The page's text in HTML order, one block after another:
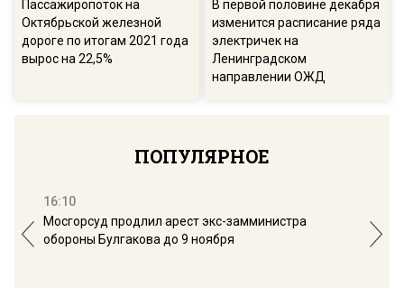
Пассажиропоток на
Октябрьской железной
дороге по итогам 2021 года
вырос на 22,5%
В первой половине декабря
изменится расписание ряда
электричек на
Ленинградском
направлении ОЖД
ПОПУЛЯРНОЕ
16:10
Мосгорсуд продлил арест экс-замминистра
обороны Булгакова до 9 ноября